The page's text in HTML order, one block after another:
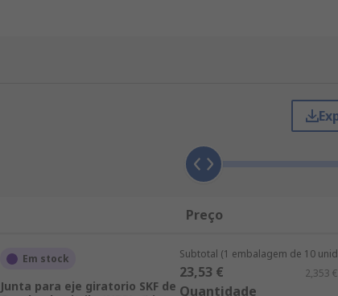
Preço
Em stock
Junta para eje giratorio SKF de
Subtotal (1 embalagem de 10
23,53 € 2,353
Quantidade